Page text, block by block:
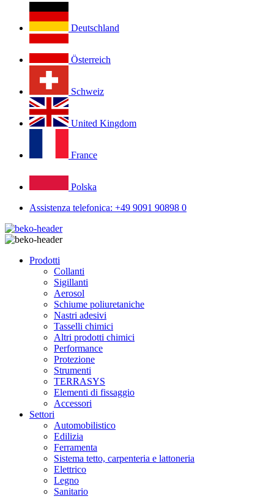
Deutschland
Österreich
Schweiz
United Kingdom
France
Polska
Assistenza telefonica: +49 9091 90898 0
Prodotti
Collanti
Sigillanti
Aerosol
Schiume poliuretaniche
Nastri adesivi
Tasselli chimici
Altri prodotti chimici
Performance
Protezione
Strumenti
TERRASYS
Elementi di fissaggio
Accessori
Settori
Automobilistico
Edilizia
Ferramenta
Sistema tetto, carpenteria e lattoneria
Elettrico
Legno
Sanitario